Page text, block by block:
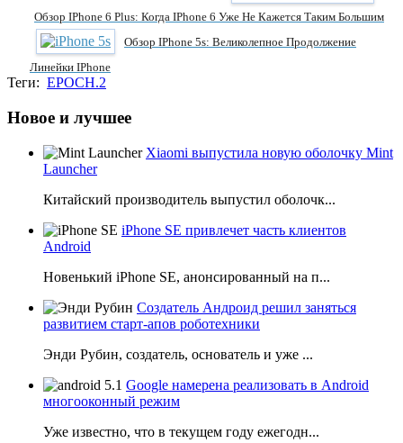
Обзор IPhone 6 Plus: Когда IPhone 6 Уже Не Кажется Таким Большим
Обзор IPhone 5s: Великолепное Продолжение
Линейки IPhone
Теги: EPOCH.2
Новое и лучшее
Xiaomi выпустила новую оболочку Mint
Launcher
Китайский производитель выпустил оболочк...
iPhone SE привлечет часть клиентов
Android
Новенький iPhone SE, анонсированный на п...
Создатель Андроид решил заняться
развитием старт-апов роботехники
Энди Рубин, создатель, основатель и уже ...
Google намерена реализовать в Android
многооконный режим
Уже известно, что в текущем году ежегодн...